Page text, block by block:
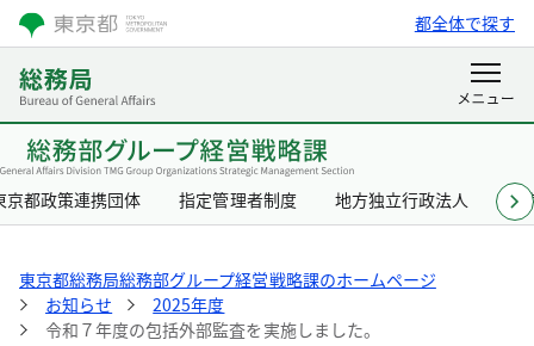
都全体で探す
京都政策連携団体 指定管理者制度 地方独立行政法人 東
東京都総務局総務部グループ経営戦略課のホームページ
お知らせ
2025年度
令和７年度の包括外部監査を実施しました。